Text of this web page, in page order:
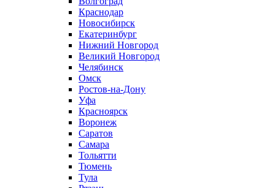
Краснодар
Новосибирск
Екатеринбург
Нижний Новгород
Великий Новгород
Челябинск
Омск
Ростов-на-Дону
Уфа
Красноярск
Воронеж
Саратов
Самара
Тольятти
Тюмень
Тула